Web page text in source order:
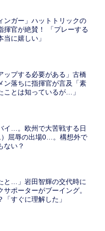
ンガー」ハットトリックの
揮官が絶賛！ 「プレーする
に嬉しい」
ップする必要がある」古橋
ン落ちに指揮官が言及「素
ことは知っているが…」
イ…。欧州で大苦戦する日
屈辱の出場0…。構想外で
ない？
と…」岩田智輝の交代時に
サポーターがブーイング。
「すぐに理解した」